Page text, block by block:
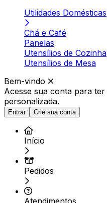
Utilidades Domésticas
Chá e Café
Panelas
Utensílios de Cozinha
Utensílios de Mesa
Bem-vindo
Acesse sua conta para ter
personalizada.
Entrar Crie sua conta
Início
Pedidos
Atendimentos